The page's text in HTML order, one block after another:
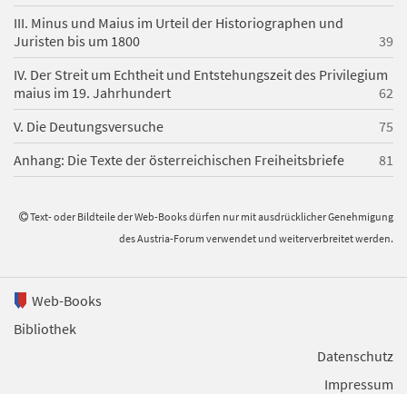
III. Minus und Maius im Urteil der Historiographen und
Juristen bis um 1800
39
IV. Der Streit um Echtheit und Entstehungszeit des Privilegium
maius im 19. Jahrhundert
62
V. Die Deutungsversuche
75
Anhang: Die Texte der österreichischen Freiheitsbriefe
81
Text- oder Bildteile der Web-Books dürfen nur mit ausdrücklicher Genehmigung
des Austria-Forum verwendet und weiterverbreitet werden.
Web-Books
Bibliothek
Datenschutz
Impressum